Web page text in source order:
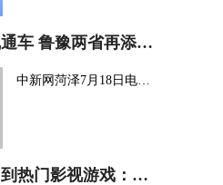
日兰高铁全线通车 鲁豫两省再添高速铁路新通道
中新网菏泽7月18日电 (记者 沙见龙)随着日照至兰考高铁庄寨至兰考
从现象级科幻到热门影视游戏：中国文化向世界绽放新魅力